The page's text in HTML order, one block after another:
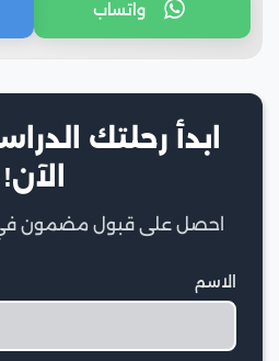
واتساب
ابدأ رحلتك
الآن!
احصل على قبول مضمون في
الاسم